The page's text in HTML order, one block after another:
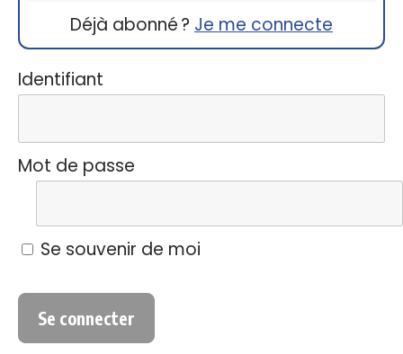
Déjà abonné ? Je me connecte
Identifiant
Mot de passe
Se souvenir de moi